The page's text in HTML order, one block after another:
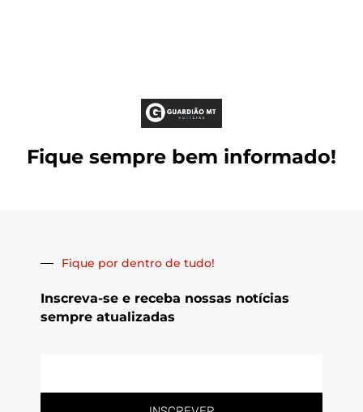
Fique sempre bem informado!
Fique por dentro de tudo!
Inscreva-se e receba nossas notícias
sempre atualizadas